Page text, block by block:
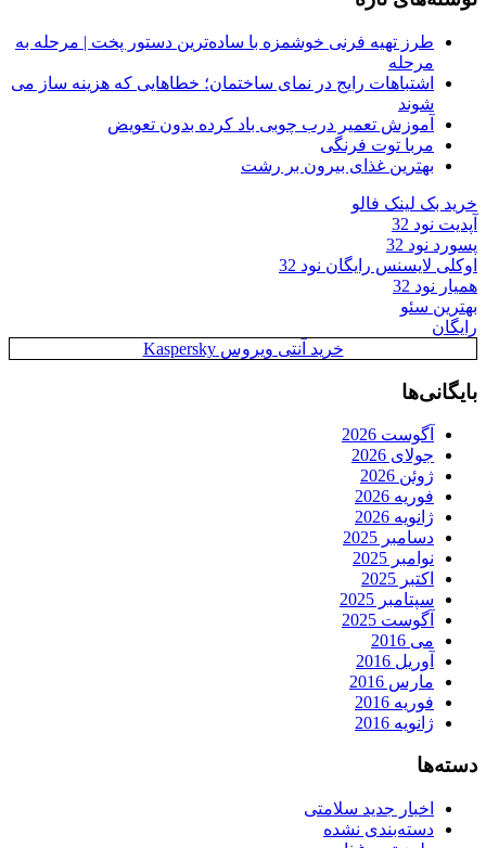
طرز تهیه فرنی خوشمزه با ساده‌ترین دستور پخت | مرحله به
مرحله
اشتباهات رایج در نمای ساختمان؛ خطاهایی که هزینه ساز می
شوند
آموزش تعمیر درب چوبی باد کرده بدون تعویض
مربا توت فرنگی
بهترین غذای بیرون بر رشت
خرید بک لینک فالو
آپدیت نود 32
پسورد نود 32
اوکلی لایسنس رایگان نود 32
همیار نود 32
بهترین سئو
رایگان
خرید آنتی ویروس Kaspersky
بایگانی‌ها
آگوست 2026
جولای 2026
ژوئن 2026
فوریه 2026
ژانویه 2026
دسامبر 2025
نوامبر 2025
اکتبر 2025
سپتامبر 2025
آگوست 2025
می 2016
آوریل 2016
مارس 2016
فوریه 2016
ژانویه 2016
دسته‌ها
اخبار جدید سلامتی
دسته‌بندی نشده